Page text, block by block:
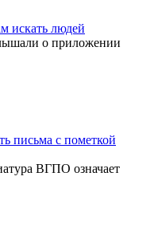
искать людей
о приложении
письма с пометкой
ВГПО означает